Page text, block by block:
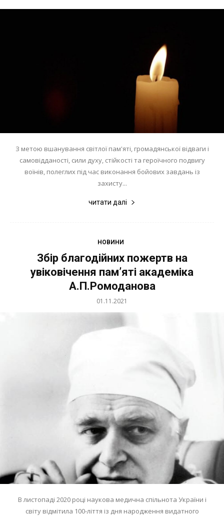
З метою вшанування світлої пам'яті, громадянської відваги і
самовідданості, сили духу, стійкості та героїчного подвигу
воїнів, полеглих під час виконання бойових завдань із
захисту...
читати далі
НОВИНИ
Збір благодійних пожертв на
увіковічення пам’яті академіка
А.П.Ромоданова
01.11.2021
В листопаді 2020 році наукова медична спільнота України і
світу відмітила 100-ліття із дня народження видатного